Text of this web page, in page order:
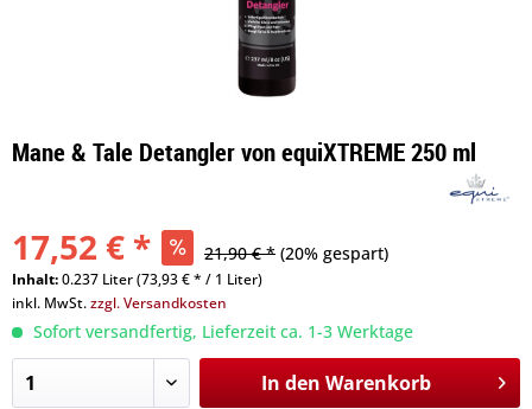
Mane & Tale Detangler von equiXTREME 250 ml
17,52 € * 21,90 € * (20% gespart)
Inhalt:0.237 Liter (73,93 € * / 1 Liter)
inkl. MwSt.zzgl. Versandkosten
Sofort versandfertig, Lieferzeit ca. 1-3 Werktage
In den Warenkorb